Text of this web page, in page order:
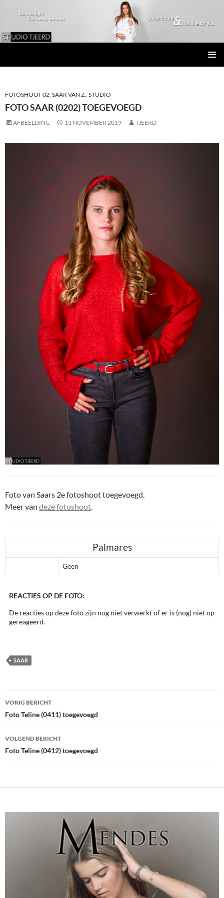
INHOUD
FOTOSHOOT 02, SAAR VAN Z., STUDIO
FOTO SAAR (0202) TOEGEVOEGD
AFBEELDING 13 NOVEMBER 2019 TJEERD
Foto van Saars 2e fotoshoot toegevoegd.
Meer van deze fotoshoot.
Palmares
Geen
REACTIES OP DE FOTO:
De reacties op deze foto zijn nog niet verwerkt of er is (nog) niet op
gereageerd.
SAAR
Bericht
navigatie
VORIG BERICHT
Foto Teline (0411) toegevoegd
VOLGEND BERICHT
Foto Teline (0412) toegevoegd